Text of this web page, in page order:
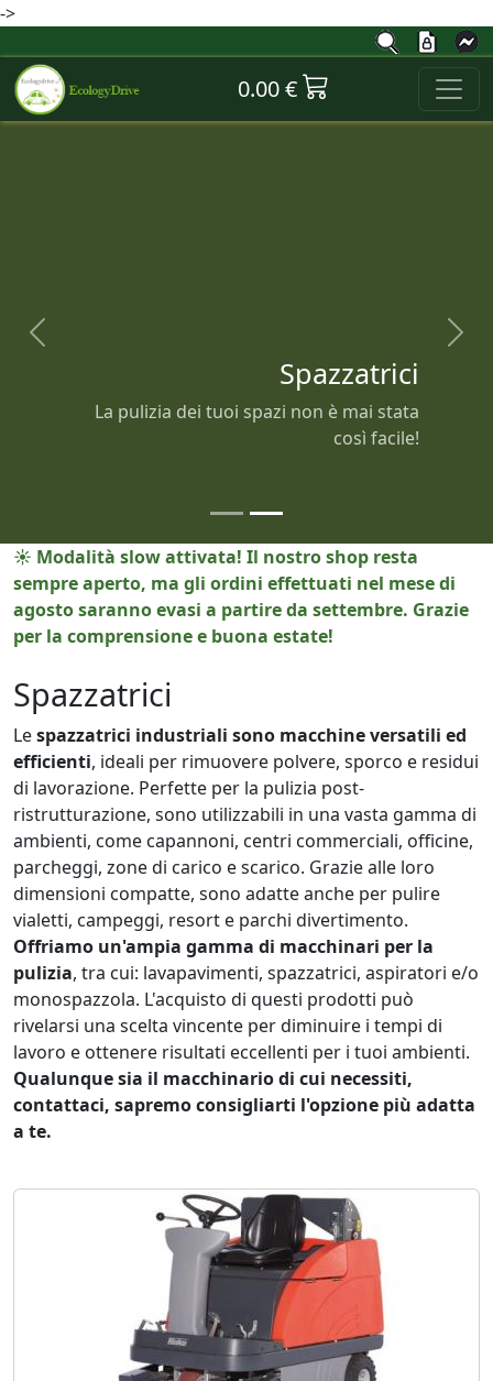
->
0.00 €
Spazzatrici
La pulizia dei tuoi spazi non è mai stata
così facile!
Previous Next
☀️ Modalità slow attivata! Il nostro shop resta
sempre aperto, ma gli ordini effettuati nel mese di
agosto saranno evasi a partire da settembre. Grazie
per la comprensione e buona estate!
Spazzatrici
Lespazzatrici industriali sono macchine versatili ed
efficienti, ideali per rimuovere polvere, sporco e residui
di lavorazione. Perfette per la pulizia post-
ristrutturazione, sono utilizzabili in una vasta gamma di
ambienti, come capannoni, centri commerciali, officine,
parcheggi, zone di carico e scarico. Grazie alle loro
dimensioni compatte, sono adatte anche per pulire
vialetti, campeggi, resort e parchi divertimento.
Offriamo un'ampia gamma di macchinari per la
pulizia, tra cui: lavapavimenti, spazzatrici, aspiratori e/o
monospazzola. L'acquisto di questi prodotti può
rivelarsi una scelta vincente per diminuire i tempi di
lavoro e ottenere risultati eccellenti per i tuoi ambienti.
Qualunque sia il macchinario di cui necessiti,
contattaci, sapremo consigliarti l'opzione più adatta
a te.